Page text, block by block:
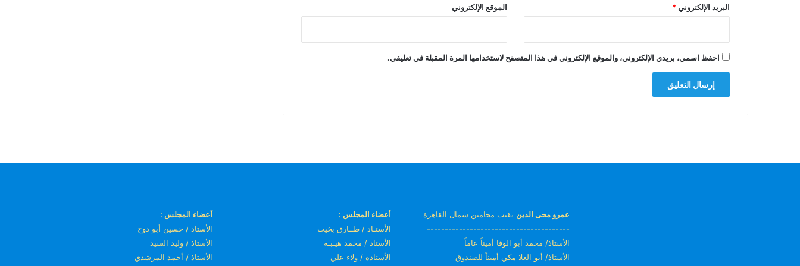
البريد الإلكتروني* الموقع الإلكتروني
احفظ اسمي، بريدي الإلكتروني، والموقع الإلكتروني في هذا المتصفح لاستخدامها المرة المقبلة في تعليقي.
عمرو محى الدين نقيب محامين شمال القاهرة
----------------------------------------
الأستاذ/ محمد أبو الوفا أميناً عاماً
الأستاذ/ أبو العلا مكي أميناً للصندوق
أعضاء المجلس :
الأستـاذ / طــارق بخيت
الأستاذ / محمد هيـبـة
الأستاذة / ولاء علي
أعضاء المجلس :
الأستاذ / حسين أبو دوح
الأستاذ / وليد السيد
الأستاذ / أحمد المرشدي